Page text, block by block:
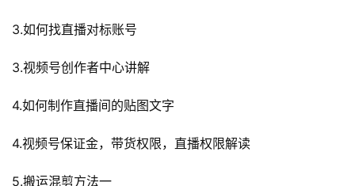
3.如何找直播对标账号
3.视频号创作者中心讲解
4.如何制作直播间的贴图文字
4.视频号保证金，带货权限，直播权限解读
5.搬运混剪方法一